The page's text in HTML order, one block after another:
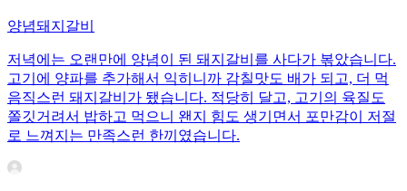
양념돼지갈비
저녁에는 오랜만에 양념이 된 돼지갈비를 사다가 볶았습니다.
고기에 양파를 추가해서 익히니까 감칠맛도 배가 되고, 더 먹
음직스런 돼지갈비가 됐습니다. 적당히 달고, 고기의 육질도
쫄깃거려서 밥하고 먹으니 왠지 힘도 생기면서 포만감이 저절
로 느껴지는 만족스런 한끼였습니다.